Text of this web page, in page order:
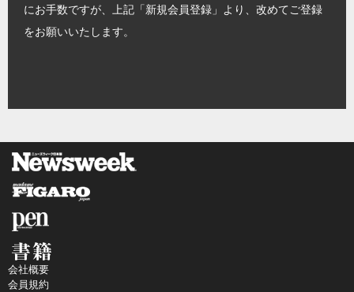
にお手数ですが、上記「新規会員登録」より、改めてご登録
をお願いいたします。
会社概要
会員規約